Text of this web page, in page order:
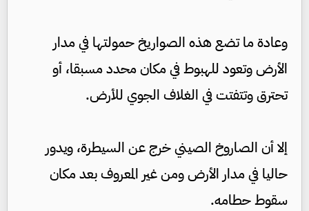
وعادة ما تضع هذه الصواريخ حمولتها في مدار
الأرض وتعود للهبوط في مكان محدد مسبقا، أو
تحترق وتتفتت في الغلاف الجوي للأرض.
إلا أن الصاروخ الصيني خرج عن السيطرة، ويدور
حاليا في مدار الأرض ومن غير المعروف بعد مكان
سقوط حطامه.